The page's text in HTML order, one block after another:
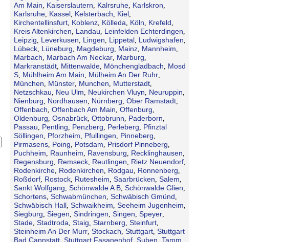
Am Main
Kaiserslautern Kalrsruhe, Karlskron
Karlsruhe, Kassel, Kelsterbach Kiel,
Kirchentellinsfurt, Koblenz, Kölleda Köln Krefeld
Kreis Altenkirchen Landau Leinfelden Echterdingen
Leipzig Leverkusen Lingen Lippetal, Ludwigshafen
Lübeck, Lüneburg Magdeburg Mainz, Mannheim
Marbach Marbach Am Neckar, Marburg
Markranstädt, Mittenwalde, Mönchengladbach
Mosd
S, Mühlheim Am Main Mülheim An Der Ruhr,
München Münster, Munchen Mutterstadt,
Netzschkau Neu Ulm Neukirchen Vluyn Neuruppin
Nienburg Nordhausen Nürnberg Ober Ramstadt,
Offenbach Offenbach Am Main Offenburg
Oldenburg Osnabrück, Ottobrunn Paderborn
Passau Pentling Penzberg Perleberg
Pfinztal
Söllingen
Pforzheim Pfullingen Pinneberg
Pirmasens, Poing Potsdam Prisdorf Pinneberg
Puchheim Raunheim Ravensburg Recklinghausen
Regensburg Remseck, Reutlingen Rietz Neuendorf,
Rodenkirche, Rodenkirchen Rodgau Ronnenberg
Roßdorf, Rostock, Rutesheim Saarbrücken Salem
Sankt Wolfgang Schönwalde A B, Schönwalde Glien
Schortens, Schwabmünchen Schwäbisch Gmünd
Schwäbisch Hall, Schwaikheim Seeheim Jugenheim
Siegburg Siegen Sindringen Singen Speyer,
Stade, Stadtroda Staig Starnberg Steinfurt,
Steinheim An Der Murr, Stockach Stuttgart, Stuttgart
Bad Cannstatt, Stuttgart Fasanenhof, Suben Tamm